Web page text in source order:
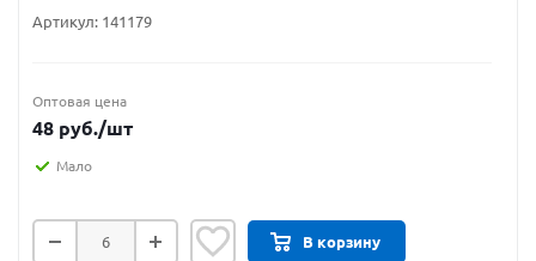
Артикул: 141179
Оптовая цена
48 руб./шт
Мало
В корзину